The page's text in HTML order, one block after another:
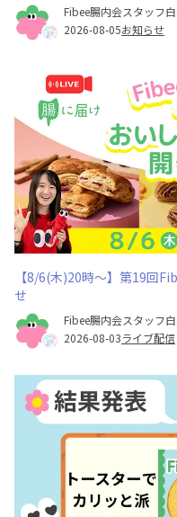
Fibee腸内会スタッフ
2026-08-05お知らせ
【8/6(木)20時～】第19回
せ
Fibee腸内会スタッフ
2026-08-03ライブ配信